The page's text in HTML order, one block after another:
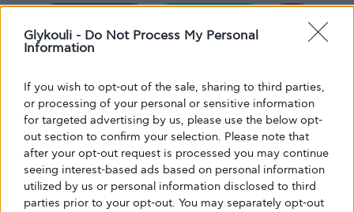
Glykouli - Do Not Process My Personal
Information
If you wish to opt-out of the sale, sharing to third parties,
or processing of your personal or sensitive information
for targeted advertising by us, please use the below opt-
out section to confirm your selection. Please note that
after your opt-out request is processed you may continue
seeing interest-based ads based on personal information
utilized by us or personal information disclosed to third
parties prior to your opt-out. You may separately opt-out